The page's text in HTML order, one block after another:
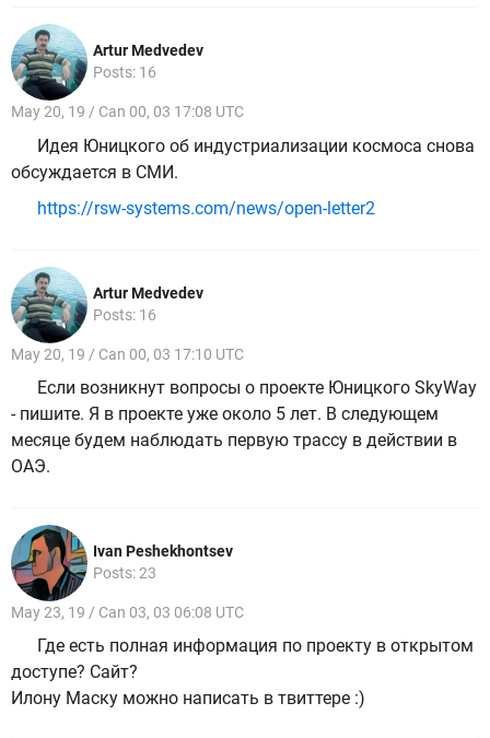
Artur Medvedev
Posts: 16
May 20, 19 / Can 00, 03 17:08 UTC
Идея Юницкого об индустриализации космоса снова
обсуждается в СМИ.
https://rsw-systems.com/news/open-letter2
Artur Medvedev
Posts: 16
May 20, 19 / Can 00, 03 17:10 UTC
Если возникнут вопросы о проекте Юницкого SkyWay
- пишите. Я в проекте уже около 5 лет. В следующем
месяце будем наблюдать первую трассу в действии в
ОАЭ.
Ivan Peshekhontsev
Posts: 23
May 23, 19 / Can 03, 03 06:08 UTC
Где есть полная информация по проекту в открытом
доступе? Сайт?
Илону Маску можно написать в твиттере :)